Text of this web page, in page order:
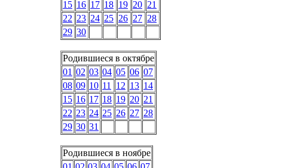
15 16 17 18 19 20 21
22 23 24 25 26 27 28
29 30
Родившиеся в октябре
01 02 03 04 05 06 07
08 09 10 11 12 13 14
15 16 17 18 19 20 21
22 23 24 25 26 27 28
29 30 31
Родившиеся в ноябре